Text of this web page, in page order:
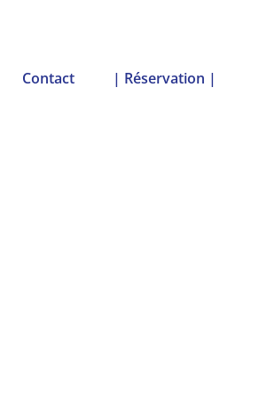
Contact | Réservation |